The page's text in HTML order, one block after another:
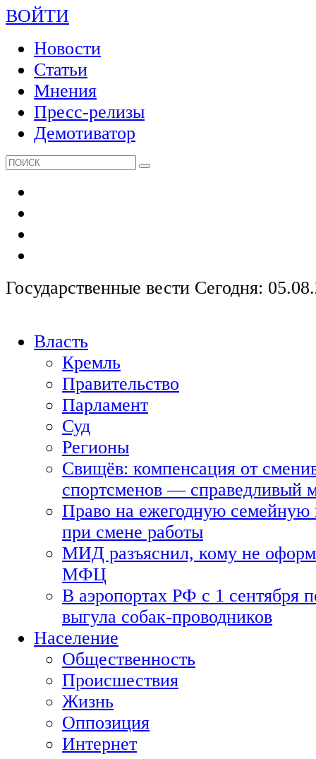
ВОЙТИ
Новости
Статьи
Мнения
Пресс-релизы
Демотиватор
Государственные вести Сегодня:
Власть
Кремль
Правительство
Парламент
Суд
Регионы
Свищёв: компенсация от
спортсменов — справедливый
Право на ежегодную семейную
при смене работы
МИД разъяснил, кому не
МФЦ
В аэропортах РФ с 1 сентября
выгула собак-проводников
Население
Общественность
Происшествия
Жизнь
Оппозиция
Интернет